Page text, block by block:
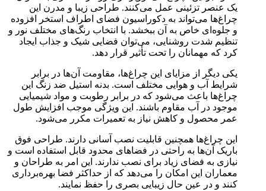
یک عنصر تزئینی عمل می‌کنند. طراحی زیبا و مدرن این
چراغ‌ها می‌تواند به دکوراسیون فضای اطراف استخر افزوده
و جلوه‌ای خاص به آن ببخشد. با انتخاب رنگ‌های مختلف نور و
تنظیم شدت روشنایی، می‌توان فضایی شیک و جذاب ایجاد
کرد که مهمانان را تحت تأثیر قرار دهد.
یکی دیگر از مزایای این چراغ‌ها، مقاومت آن‌ها در برابر
شرایط آب و هوایی مختلف است. بدنه استیل ضد زنگ این
چراغ‌ها باعث می‌شود که در برابر رطوبت و مواد شیمیایی
موجود در آب مقاوم باشند. این ویژگی موجب افزایش طول
عمر محصول و کاهش نیاز به تعمیرات مکرر می‌شود.
این چراغ‌ها همچنین قابلیت نصب آسانی دارند. طراحی فوق
باریک آن‌ها به راحتی در فضاهای محدود قابل استفاده است و
نیازی به فضای زیاد برای نصب ندارند. این امر به طراحان و
معماران این امکان را می‌دهد که از حداکثر فضا بهره‌برداری
کنند و در عین حال زیبایی بصری را حفظ نمایند.